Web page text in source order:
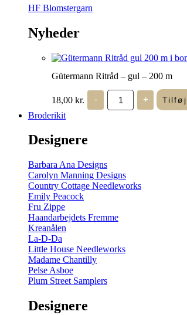
HF Blomstergarn
Nyheder
Gütermann Ritråd – gul – 200 m
18,00 kr. -
Gütermann
Ritråd
-
+
Broderikit
Designere
Barbara Ana Designs
Carolyn Manning Designs
Country Cottage Needleworks
Emily Peacock
Fru Zippe
Haandarbejdets Fremme
Kreanålen
La-D-Da
Little House Needleworks
Madame Chantilly
Pelse Asboe
Plum Street Samplers
Designere